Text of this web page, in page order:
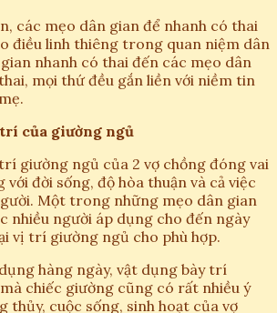
các mẹo dân gian để nhanh có thai
điều linh thiêng trong quan niệm dân
nhanh có thai đến các mẹo dân
mọi thứ đều gắn liền với niềm tin
của giường ngủ
giường ngủ của 2 vợ chồng đóng vai
đời sống, độ hòa thuận và cả việc
Một trong những mẹo dân gian
nhiều người áp dụng cho đến ngày
vị trí giường ngủ cho phù hợp.
hàng ngày, vật dụng bày trí
chiếc giường cũng có rất nhiều ý
thủy, cuộc sống, sinh hoạt của vợ